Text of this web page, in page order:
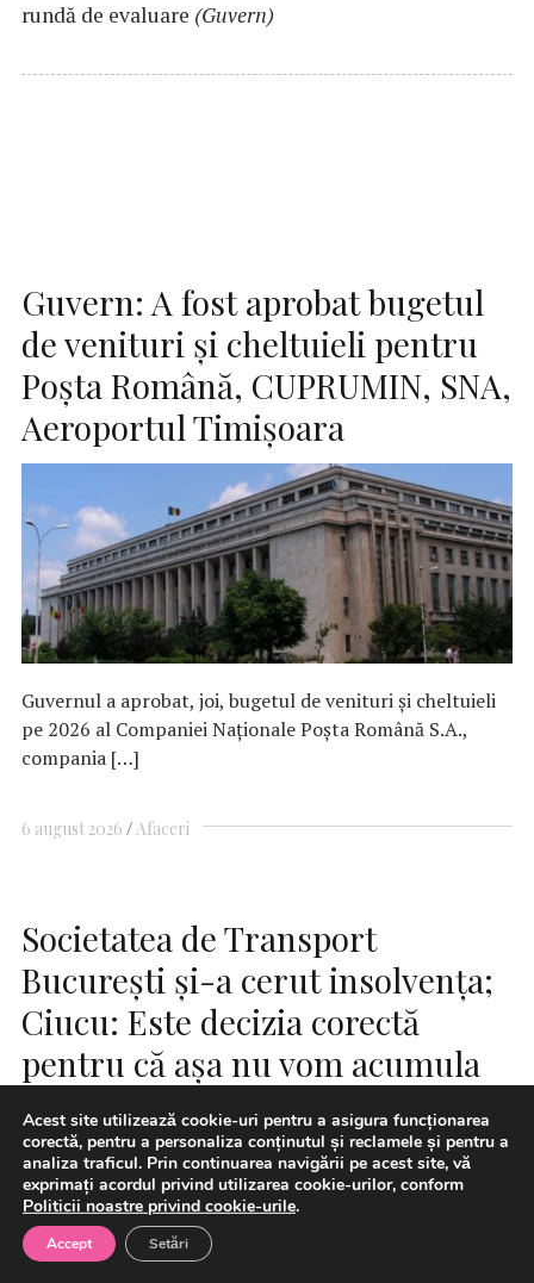
rundă de evaluare (Guvern)
Guvern: A fost aprobat bugetul
de venituri şi cheltuieli pentru
Poşta Română, CUPRUMIN, SNA,
Aeroportul Timişoara
Guvernul a aprobat, joi, bugetul de venituri şi cheltuieli
pe 2026 al Companiei Naţionale Poşta Română S.A.,
compania […]
6 august 2026 Afaceri
Societatea de Transport
Bucureşti şi-a cerut insolvenţa;
Ciucu: Este decizia corectă
pentru că așa nu vom acumula
penalități, implicit datorii și mai
mari
Acest site utilizează cookie-uri pentru a asigura funcționarea
corectă, pentru a personaliza conținutul și reclamele și pentru a
analiza traficul. Prin continuarea navigării pe acest site, vă
exprimați acordul privind utilizarea cookie-urilor, conform
Politicii noastre privind cookie-urile.
Accept Setări